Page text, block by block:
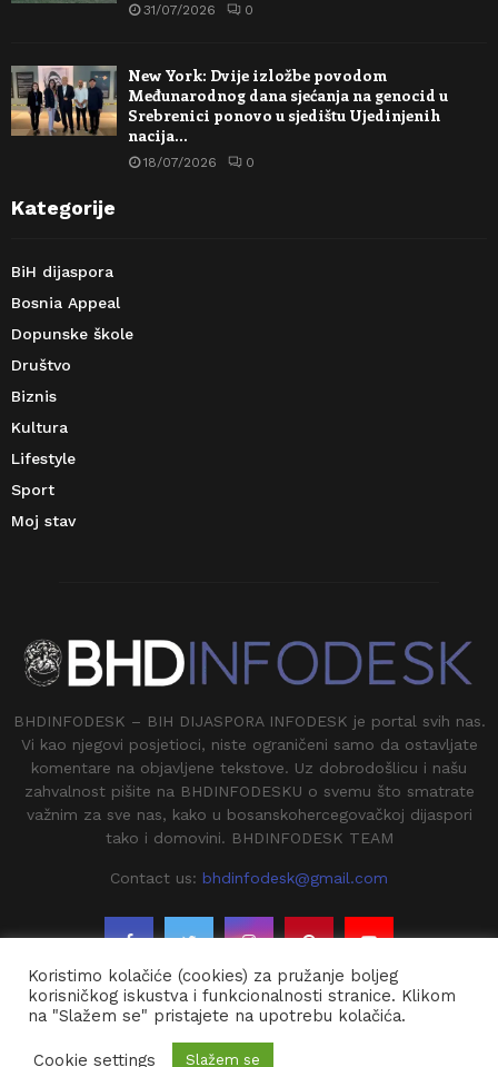
31/07/2026 0
New York: Dvije izložbe povodom
Međunarodnog dana sjećanja na genocid u
Srebrenici ponovo u sjedištu Ujedinjenih
nacija…
18/07/2026 0
Kategorije
BiH dijaspora
Bosnia Appeal
Dopunske škole
Društvo
Biznis
Kultura
Lifestyle
Sport
Moj stav
BHDINFODESK – BIH DIJASPORA INFODESK je portal svih nas.
Vi kao njegovi posjetioci, niste ograničeni samo da ostavljate
komentare na objavljene tekstove. Uz dobrodošlicu i našu
zahvalnost pišite na BHDINFODESKU o svemu što smatrate
važnim za sve nas, kako u bosanskohercegovačkoj dijaspori
tako i domovini. BHDINFODESK TEAM
Contact us: bhdinfodesk@gmail.com
@2020 - BHDINFODESK. All Right Reserved.
Koristimo kolačiće (cookies) za pružanje boljeg
korisničkog iskustva i funkcionalnosti stranice. Klikom
na "Slažem se" pristajete na upotrebu kolačića.
Cookie settings Slažem se